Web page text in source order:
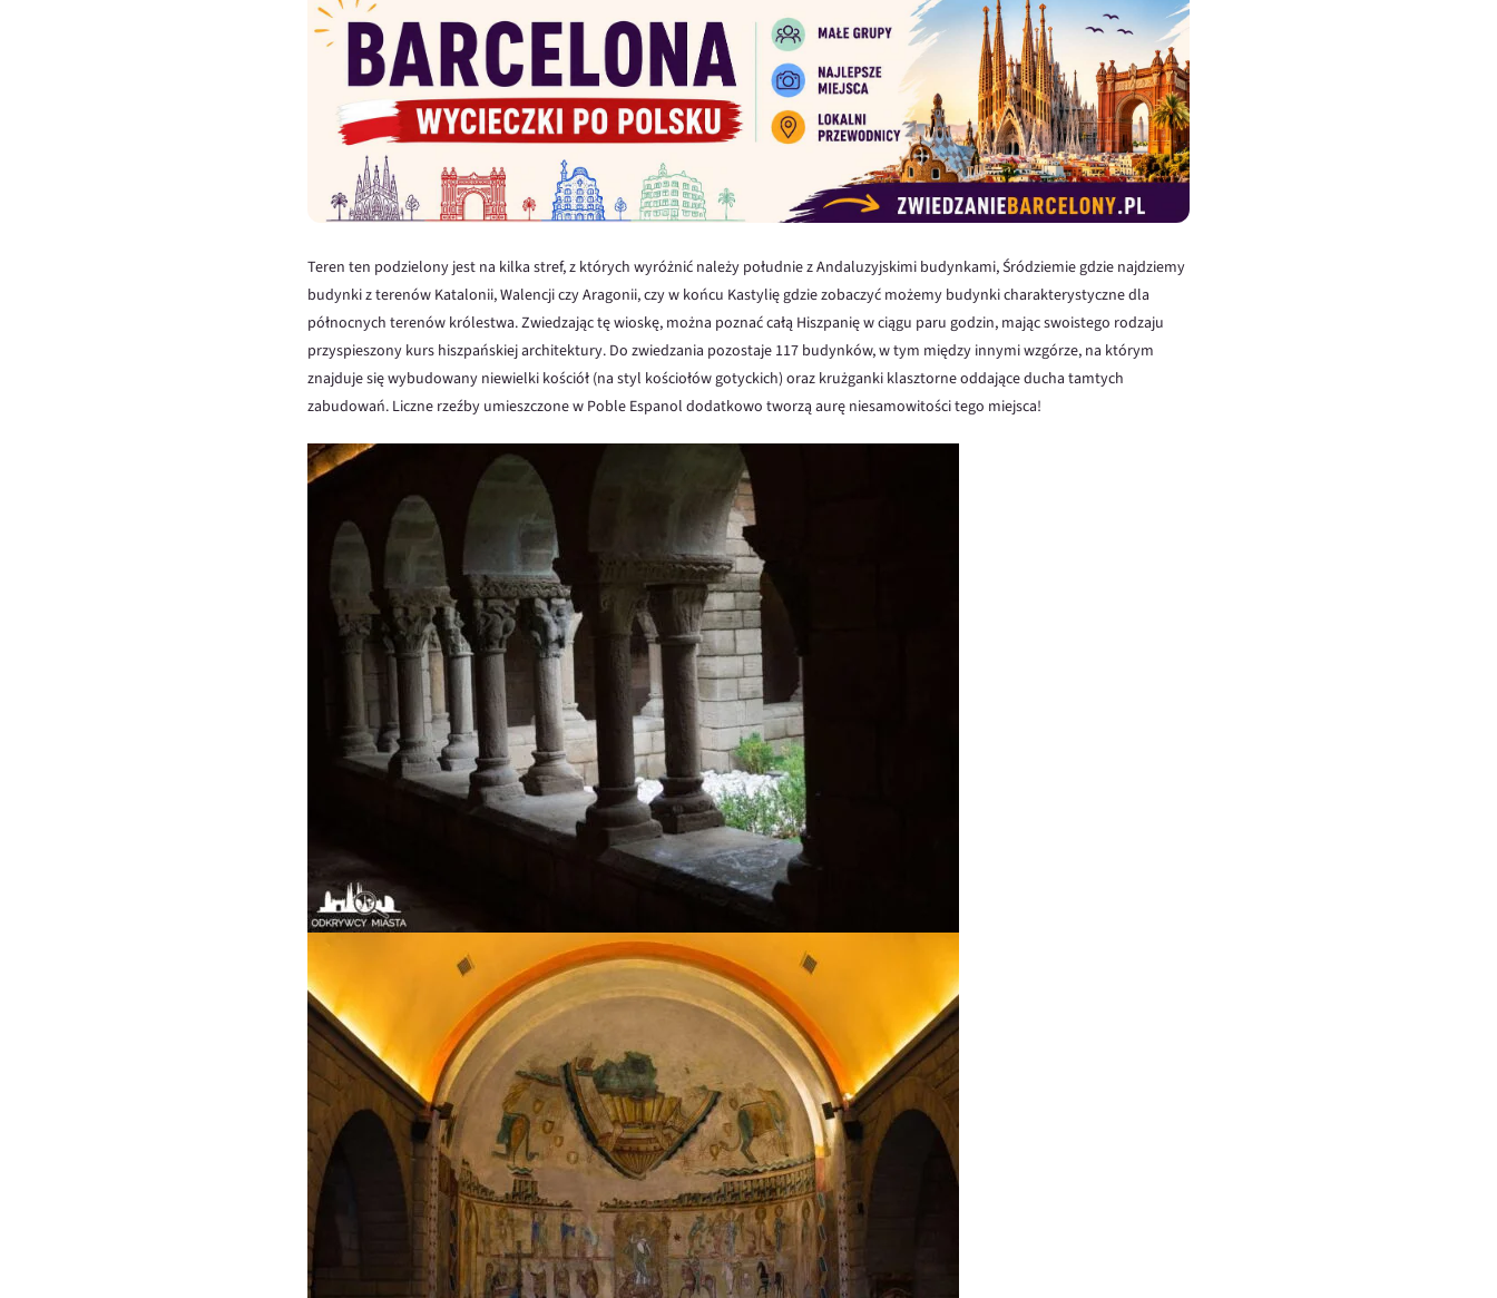
Teren ten podzielony jest na kilka stref, z których wyróżnić należy południe z Andaluzyjskimi budynkami, Śródziemie gdzie najdziemy
budynki z terenów Katalonii, Walencji czy Aragonii, czy w końcu Kastylię gdzie zobaczyć możemy budynki charakterystyczne dla
północnych terenów królestwa. Zwiedzając tę wioskę, można poznać całą Hiszpanię w ciągu paru godzin, mając swoistego rodzaju
przyspieszony kurs hiszpańskiej architektury. Do zwiedzania pozostaje 117 budynków, w tym między innymi wzgórze, na którym
znajduje się wybudowany niewielki kościół (na styl kościołów gotyckich) oraz krużganki klasztorne oddające ducha tamtych
zabudowań. Liczne rzeźby umieszczone w Poble Espanol dodatkowo tworzą aurę niesamowitości tego miejsca!